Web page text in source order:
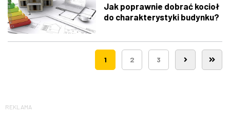
Jak poprawnie dobrać kocioł
do charakterystyki budynku?
1 2 3
REKLAMA